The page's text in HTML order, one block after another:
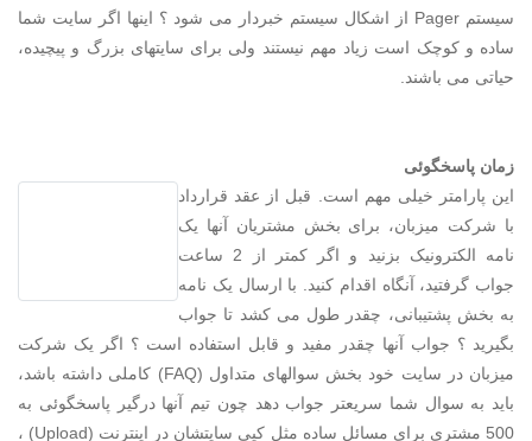
سیستم Pager از اشکال سیستم خبردار می شود ؟ اینها اگر سایت شما
ساده و کوچک است زیاد مهم نیستند ولی برای سایتهای بزرگ و پیچیده،
حیاتی می باشند.
زمان پاسخگوئی
این پارامتر خیلی مهم است. قبل از عقد قرارداد
با شرکت میزبان، برای بخش مشتریان آنها یک
نامه الکترونیک بزنید و اگر کمتر از 2 ساعت
جواب گرفتید، آنگاه اقدام کنید. با ارسال یک نامه
به بخش پشتیبانی، چقدر طول می کشد تا جواب
بگیرید ؟ جواب آنها چقدر مفید و قابل استفاده است ؟ اگر یک شرکت
میزبان در سایت خود بخش سوالهای متداول (FAQ) کاملی داشته باشد،
باید به سوال شما سریعتر جواب دهد چون تیم آنها درگیر پاسخگوئی به
500 مشتری برای مسائل ساده مثل کپی سایتشان در اینترنت (Upload) ،